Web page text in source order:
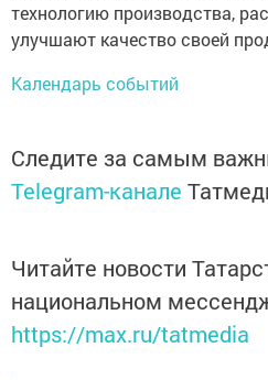
технологию производства,
улучшают качество своей
Календарь событий
Следите за самым
Telegram-канале
Читайте новости
национальном
https://max.ru/tatmedia